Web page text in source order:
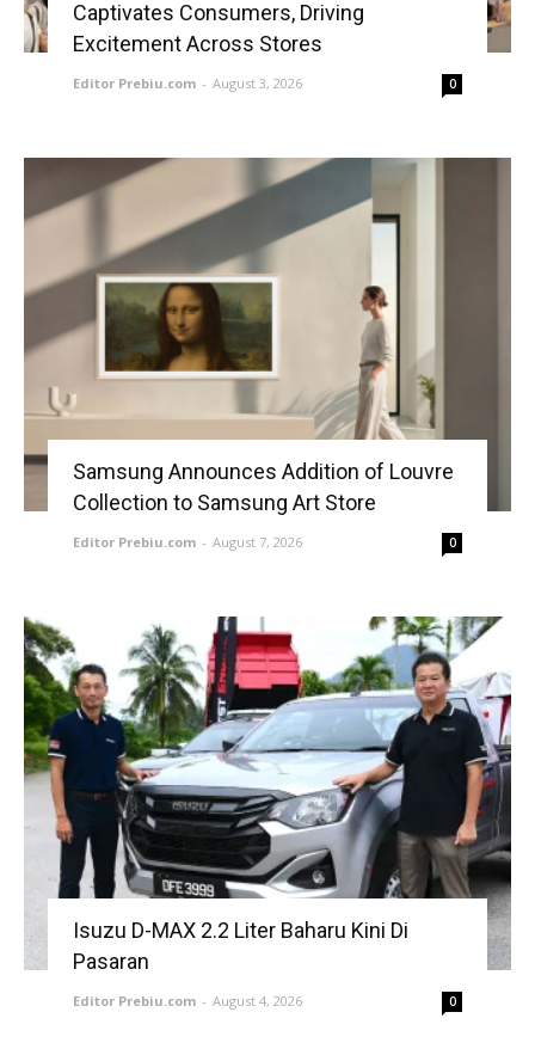
Captivates Consumers, Driving
Excitement Across Stores
Editor Prebiu.com - August 3, 2026 0
Samsung Announces Addition of Louvre
Collection to Samsung Art Store
Editor Prebiu.com - August 7, 2026 0
Isuzu D-MAX 2.2 Liter Baharu Kini Di
Pasaran
Editor Prebiu.com - August 4, 2026 0